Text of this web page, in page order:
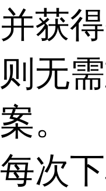
并获
则无
案。
每次